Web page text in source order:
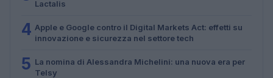
Lactalis
4 Apple e Google contro il Digital Markets Act: effetti su
innovazione e sicurezza nel settore tech
5 La nomina di Alessandra Michelini: una nuova era per
Telsy